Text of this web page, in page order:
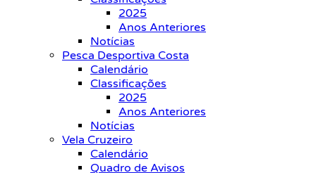
2025
Anos Anteriores
Notícias
Pesca Desportiva Costa
Calendário
Classificações
2025
Anos Anteriores
Notícias
Vela Cruzeiro
Calendário
Quadro de Avisos